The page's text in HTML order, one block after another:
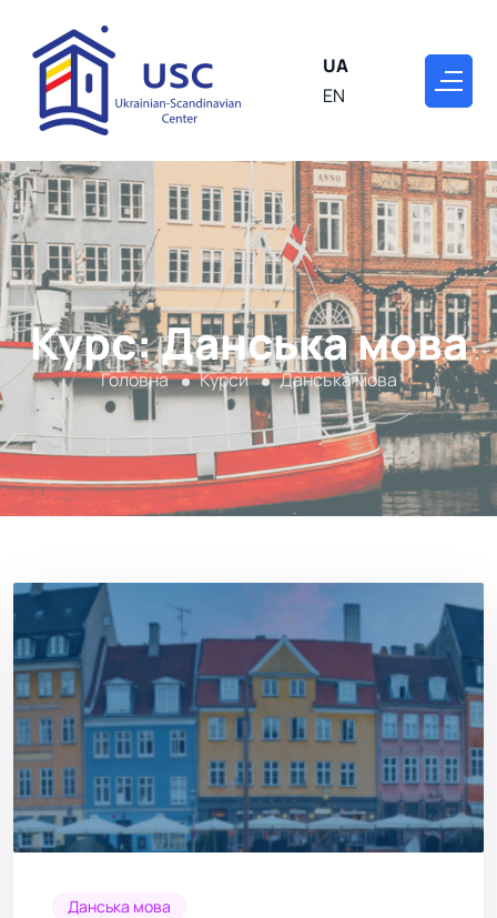
UA
EN
Курс: Данська мова
Головна Курси Данська мова
Данська мова